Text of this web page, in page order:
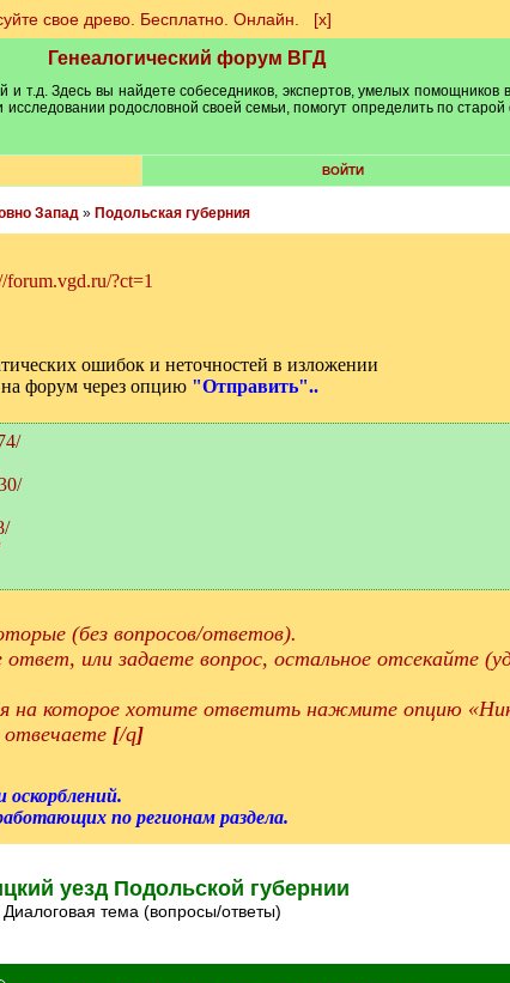
свое древо. Бесплатно. Онлайн. [х]
Генеалогический форум ВГД
т.д. Здесь вы найдете собеседников, экспертов, умелых помощников
родословной своей семьи, помогут определить по
ВОЙТИ
Запад» Подольская губерния
forum.vgd.ru/?ct=1
ошибок и неточностей в изложении
на форум через опцию "Отправить"..
(без вопросов/ответов).
или задаете вопрос, остальное отсекайте
на которое хотите ответить нажмите опцию
[/q]
оскорблений.
по регионам раздела.
уезд Подольской губернии
Диалоговая тема (вопросы/ответы)